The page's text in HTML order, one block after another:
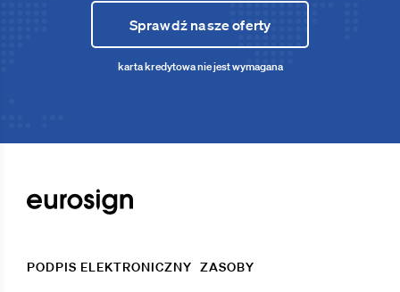
Sprawdź nasze oferty
karta kredytowa nie jest wymagana
PODPIS ELEKTRONICZNY ZASOBY